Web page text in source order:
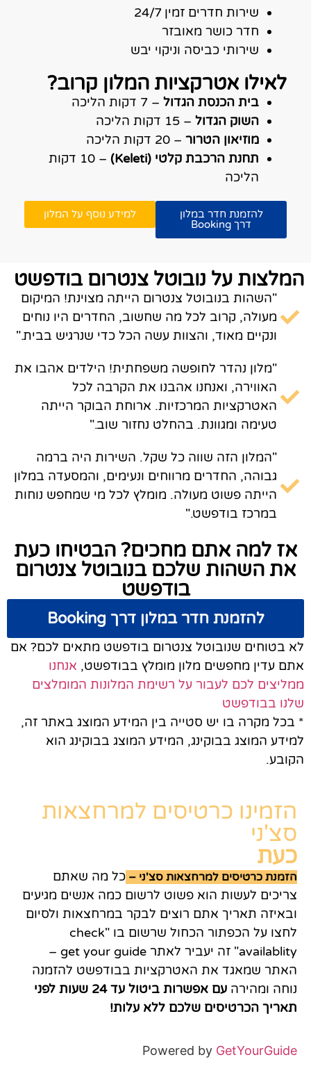
שירות חדרים זמין 24/7
חדר כושר מאובזר
שירותי כביסה וניקוי יבש
לאילו אטרקציות המלון קרוב?
בית הכנסת הגדול – 7 דקות הליכה
השוק הגדול – 15 דקות הליכה
מוזיאון הטרור – 20 דקות הליכה
תחנת הרכבת קלטי (Keleti)
– 10 דקות
הליכה
להזמנת חדר במלון
דרך Booking
למידע נוסף על המלון
המלצות על נובוטל צנטרום בודפשט
"השהות בנובוטל צנטרום הייתה מצוינת! המיקום
מעולה, קרוב לכל מה שחשוב, החדרים היו נוחים
ונקיים מאוד, והצוות עשה הכל כדי שנרגיש בבית."
"מלון נהדר לחופשה משפחתית! הילדים אהבו את
האווירה, ואנחנו אהבנו את הקרבה לכל
האטרקציות המרכזיות. ארוחת הבוקר הייתה
טעימה ומגוונת. בהחלט נחזור שוב."
"המלון הזה שווה כל שקל. השירות היה ברמה
גבוהה, החדרים מרווחים ונעימים, והמסעדה במלון
הייתה פשוט מעולה. מומלץ לכל מי שמחפש נוחות
במרכז בודפשט."
אז למה אתם מחכים? הבטיחו כעת
את השהות שלכם בנובוטל צנטרום
בודפשט
להזמנת חדר במלון דרך Booking
לא בטוחים שנובוטל צנטרום בודפשט מתאים לכם? אם
אתם עדין מחפשים מלון מומלץ בבודפשט, אנחנו
ממליצים לכם לעבור על רשימת המלונות המומלצים
שלנו בבודפשט
* בכל מקרה בו יש סטייה בין המידע המוצג באתר זה,
למידע המוצג בבוקינג, המידע המוצג בבוקינג הוא
הקובע.
הזמינו כרטיסים למרחצאות
סצ'ני
כעת
הזמנת כרטיסים למרחצאות סצ'ני – כל מה שאתם
צריכים לעשות הוא פשוט לרשום כמה אנשים מגיעים
ובאיזה תאריך אתם רוצים לבקר במרחצאות ולסיום
לחצו על הכפתור הכחול שרשום בו "check
availablity" זה יעביר לאתר get your guide –
האתר שמאגד את האטרקציות בבודפשט להזמנה
נוחה ומהירה
עם אפשרות ביטול עד 24 שעות לפני
תאריך הכרטיסים שלכם ללא עלות!
Powered by GetYourGuide